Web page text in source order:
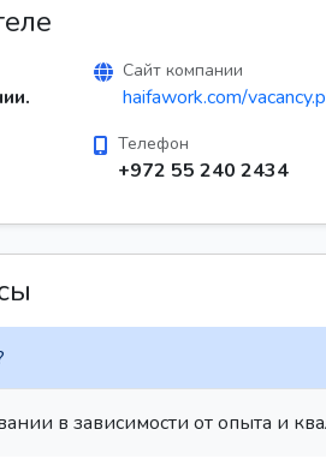
Сайт компании
haifawork.com/
Телефон
+972 55 240 2434
в зависимости от опыта и